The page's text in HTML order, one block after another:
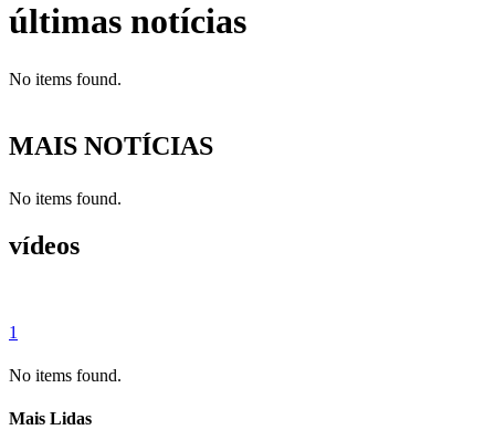
últimas notícias
No items found.
MAIS NOTÍCIAS
No items found.
vídeos
1
No items found.
Mais Lidas